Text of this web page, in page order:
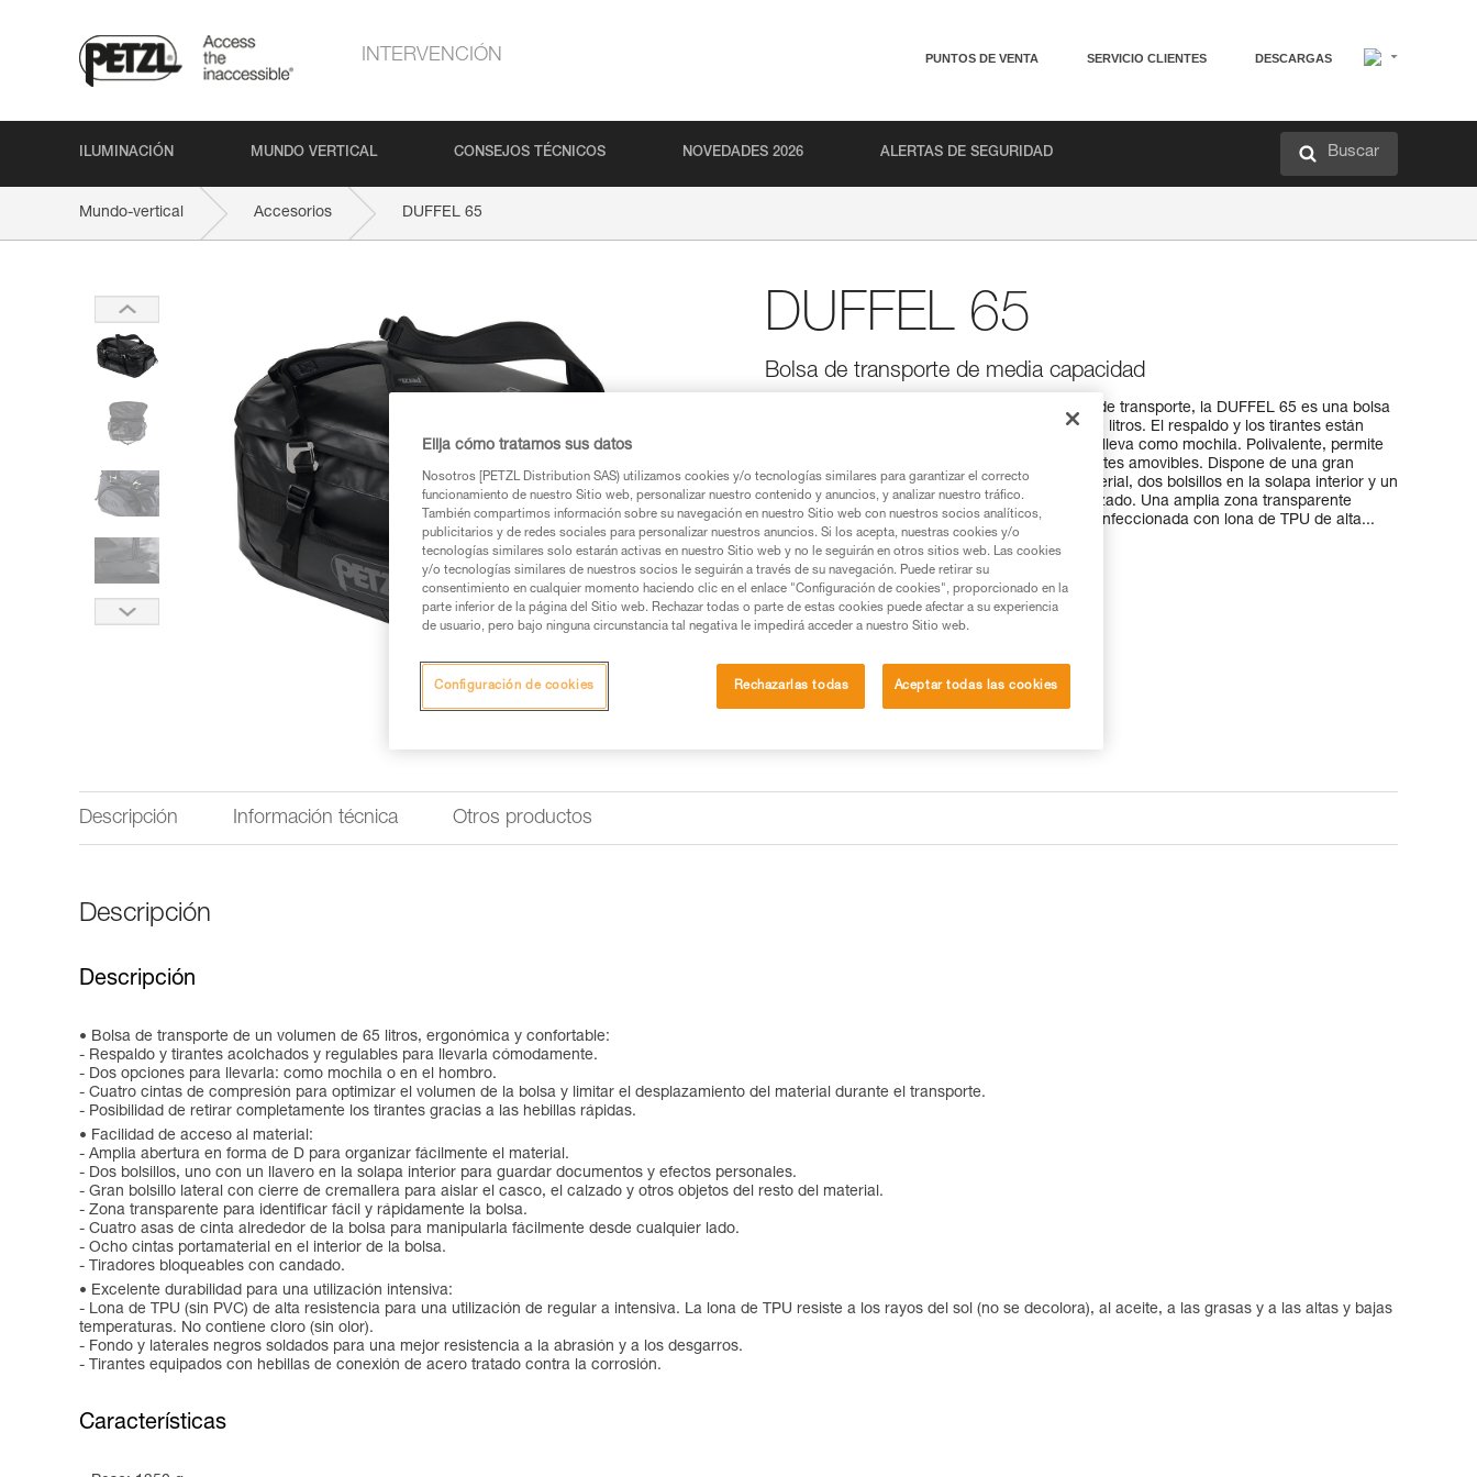
INTERVENCIÓN PUNTOS DE VENTA SERVICIO CLIENTES DESCARGAS
ILUMINACIÓN MUNDO VERTICAL CONSEJOS TÉCNICOS NOVEDADES 2026 ALERTAS DE SEGURIDAD Buscar
Mundo-vertical Accesorios DUFFEL 65
DUFFEL 65
Bolsa de transporte de media capacidad
Diseñada para ser utilizada en cualquier medio de transporte, la DUFFEL 65 es una bolsa
ergonómica y confortable con un volumen de 65 litros. El respaldo y los tirantes están
acolchados para asegurar el confort cuando se lleva como mochila. Polivalente, permite
otras posibilidades de llevarla gracias a sus tirantes amovibles. Dispone de una gran
abertura que permite acceder fácilmente al material, dos bolsillos en la solapa interior y un
gran bolsillo lateral para aislar un casco o el calzado. Una amplia zona transparente
permite identificar rápidamente la bolsa. Está confeccionada con lona de TPU de alta...
Leer la continuación
Buscar un punto de venta
Descripción Información técnica Otros productos
Descripción
Descripción
Bolsa de transporte de un volumen de 65 litros, ergonómica y confortable:
- Respaldo y tirantes acolchados y regulables para llevarla cómodamente.
- Dos opciones para llevarla: como mochila o en el hombro.
- Cuatro cintas de compresión para optimizar el volumen de la bolsa y limitar el desplazamiento del material durante el transporte.
- Posibilidad de retirar completamente los tirantes gracias a las hebillas rápidas.
Facilidad de acceso al material:
- Amplia abertura en forma de D para organizar fácilmente el material.
- Dos bolsillos, uno con un llavero en la solapa interior para guardar documentos y efectos personales.
- Gran bolsillo lateral con cierre de cremallera para aislar el casco, el calzado y otros objetos del resto del material.
- Zona transparente para identificar fácil y rápidamente la bolsa.
- Cuatro asas de cinta alrededor de la bolsa para manipularla fácilmente desde cualquier lado.
- Ocho cintas portamaterial en el interior de la bolsa.
- Tiradores bloqueables con candado.
Excelente durabilidad para una utilización intensiva:
- Lona de TPU (sin PVC) de alta resistencia para una utilización de regular a intensiva. La lona de TPU resiste a los rayos del sol (no se decolora), al aceite, a las grasas y a las altas y bajas
temperaturas. No contiene cloro (sin olor).
- Fondo y laterales negros soldados para una mejor resistencia a la abrasión y a los desgarros.
- Tirantes equipados con hebillas de conexión de acero tratado contra la corrosión.
Características
Elija cómo tratamos sus datos
Nosotros [PETZL Distribution SAS) utilizamos cookies y/o tecnologías similares para garantizar el correcto
funcionamiento de nuestro Sitio web, personalizar nuestro contenido y anuncios, y analizar nuestro tráfico.
También compartimos información sobre su navegación en nuestro Sitio web con nuestros socios analíticos,
publicitarios y de redes sociales para personalizar nuestros anuncios. Si los acepta, nuestras cookies y/o
tecnologías similares solo estarán activas en nuestro Sitio web y no le seguirán en otros sitios web. Las cookies
y/o tecnologías similares de nuestros socios le seguirán a través de su navegación. Puede retirar su
consentimiento en cualquier momento haciendo clic en el enlace "Configuración de cookies", proporcionado en la
parte inferior de la página del Sitio web. Rechazar todas o parte de estas cookies puede afectar a su experiencia
de usuario, pero bajo ninguna circunstancia tal negativa le impedirá acceder a nuestro Sitio web.
Rechazarlas todas Aceptar todas las cookies
Configuración de cookies